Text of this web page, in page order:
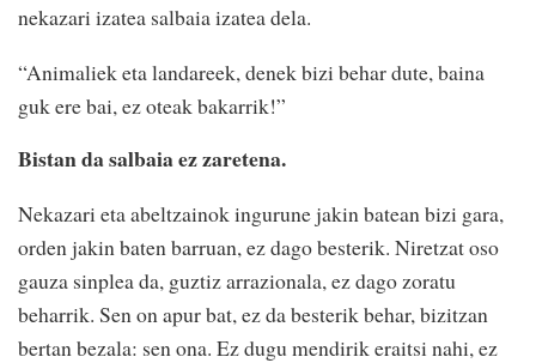
nekazari izatea salbaia izatea dela.
“Animaliek eta landareek, denek bizi behar dute, baina
guk ere bai, ez oteak bakarrik!”
Bistan da salbaia ez zaretena.
Nekazari eta abeltzainok ingurune jakin batean bizi gara,
orden jakin baten barruan, ez dago besterik. Niretzat oso
gauza sinplea da, guztiz arrazionala, ez dago zoratu
beharrik. Sen on apur bat, ez da besterik behar, bizitzan
bertan bezala: sen ona. Ez dugu mendirik eraitsi nahi, ez